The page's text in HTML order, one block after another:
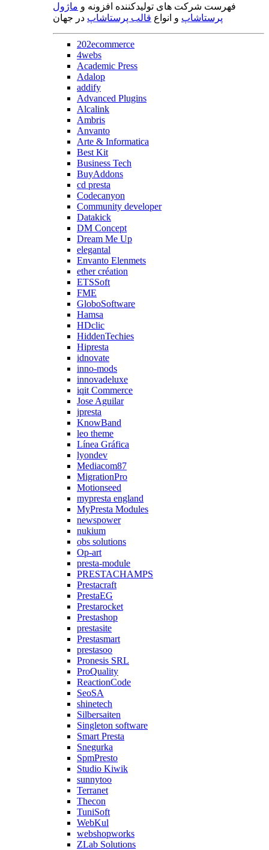
فهرست شرکت های تولیدکننده افزونه و ماژول
پرستاشاپ و انواع قالب پرستاشاپ در جهان
202ecommerce
4webs
Academic Press
Adalop
addify
Advanced Plugins
Alcalink
Ambris
Anvanto
Arte & Informatica
Best Kit
Business Tech
BuyAddons
cd presta
Codecanyon
Community developer
Datakick
DM Concept
Dream Me Up
elegantal
Envanto Elenmets
ether création
ETSSoft
FME
GloboSoftware
Hamsa
HDclic
HiddenTechies
Hipresta
idnovate
inno-mods
innovadeluxe
iqit Commerce
Jose Aguilar
jpresta
KnowBand
leo theme
Línea Gráfica
lyondev
Mediacom87
MigrationPro
Motionseed
mypresta england
MyPresta Modules
newspower
nukium
obs solutions
Op-art
presta-module
PRESTACHAMPS
Prestacraft
PrestaEG
Prestarocket
Prestashop
prestasite
Prestasmart
prestasoo
Pronesis SRL
ProQuality
ReactionCode
SeoSA
shinetech
Silbersaiten
Singleton software
Smart Presta
Snegurka
SpmPresto
Studio Kiwik
sunnytoo
Terranet
Thecon
TuniSoft
WebKul
webshopworks
ZLab Solutions